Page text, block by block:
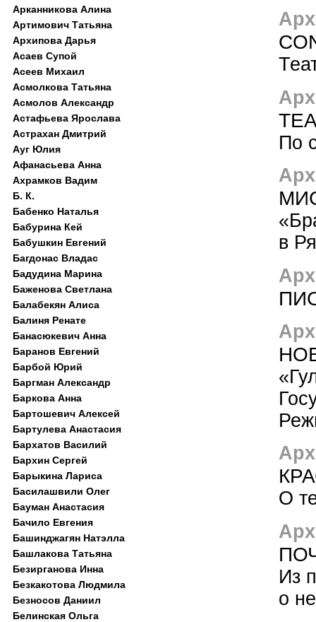
По
в
О
Из
о
Арканникова Алина
Артимович Татьяна
Архипова Дарья
Асаев Супой
Асеев Михаил
Асмолкова Татьяна
Асмолов Александр
Астафьева Ярослава
Астрахан Дмитрий
Ауг Юлия
Афанасьева Анна
Ахрамков Вадим
Б. К.
Бабенко Наталья
Бабурина Кей
Бабушкин Евгений
Багдонас Владас
Бадудина Марина
Баженова Светлана
Балабекян Алиса
Балиня Ренате
Банасюкевич Анна
Баранов Евгений
Барбой Юрий
Баргман Александр
Баркова Анна
Бартошевич Алексей
Бартулева Анастасия
Бархатов Василий
Бархин Сергей
Барыкина Лариса
Басилашвили Олег
Бауман Анастасия
Бачило Евгения
Башинджагян Натэлла
Башлакова Татьяна
Безирганова Инна
Безкакотова Людмила
Безносов Даниил
Белинская Ольга